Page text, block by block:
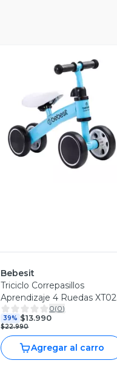
Vista Previa
Bebesit
Triciclo Correpasillos
Aprendizaje 4 Ruedas XT02
Azul Bebesit
0(0)
39% $13.990
$22.990
Agregar al carro